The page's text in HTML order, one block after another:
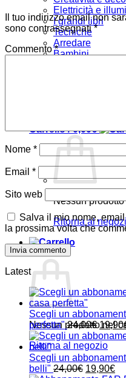
Elettricità e
I grandi libri
Tecniche
Arredare
Bambini
Carrello /0,00€
Nessun
Ritorna al
Carrello
Nessun prodotto nel
Ritorna al negozio
Il tuo indirizzo email non
sono contrassegnati*
Commento*
Nome *
Email *
Sito web
Salva il mio nome,
la prossima volta che
Latest
Scegli un
perfetta" 24,00€Il
era:
24,00€.
19,90
Scegli un
belli" 24,00€ Il
19,90€Il